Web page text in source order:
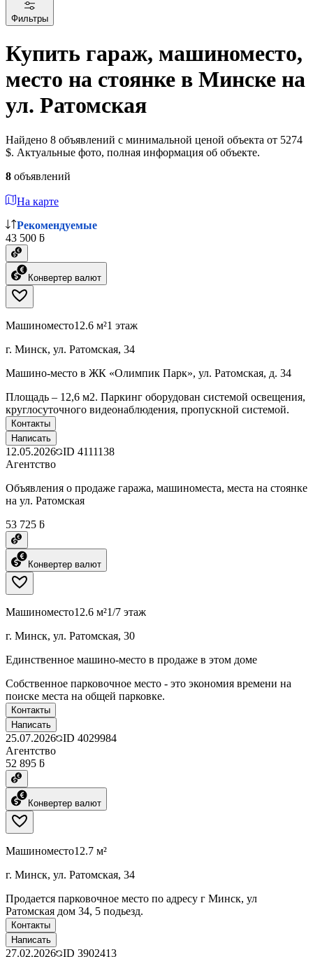
Фильтры
Купить гараж, машиноместо,
место на стоянке в Минске на
ул. Ратомская
Найдено 8 объявлений с минимальной ценой объекта от 5274
$. Актуальные фото, полная информация об объекте.
8 объявлений
На карте
Рекомендуемые
43 500 ƃ
Конвертер валют
Машиноместо12.6 м²1 этаж
г. Минск, ул. Ратомская, 34
Машино-место в ЖК «Олимпик Парк», ул. Ратомская, д. 34
Площадь – 12,6 м2. Паркинг оборудован системой освещения,
круглосуточного видеонаблюдения, пропускной системой.
Контакты
Написать
12.05.2026 ID 4111138
Агентство
Объявления о продаже гаража, машиноместа, места на стоянке
на ул. Ратомская
53 725 ƃ
Конвертер валют
Машиноместо12.6 м²1/7 этаж
г. Минск, ул. Ратомская, 30
Единственное машино-место в продаже в этом доме
Собственное парковочное место - это экономия времени на
поиске места на общей парковке.
Контакты
Написать
25.07.2026 ID 4029984
Агентство
52 895 ƃ
Конвертер валют
Машиноместо12.7 м²
г. Минск, ул. Ратомская, 34
Продается парковочное место по адресу г Минск, ул
Ратомская дом 34, 5 подьезд.
Контакты
Написать
27.02.2026 ID 3902413